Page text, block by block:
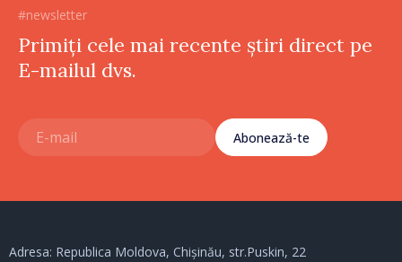
#newsletter
Primiți cele mai recente știri direct pe
E-mailul dvs.
Abonează-te
Adresa: Republica Moldova, Chișinău, str.Puskin, 22